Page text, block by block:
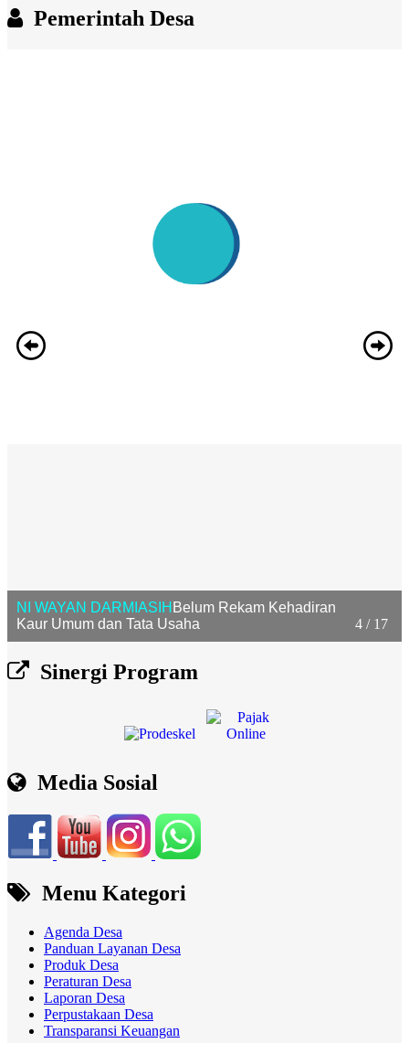
Pemerintah Desa
4 / 17
NI WAYAN DARMIASIH Belum Rekam Kehadiran
Kaur Umum dan Tata Usaha
Sinergi Program
Media Sosial
Menu Kategori
Agenda Desa
Panduan Layanan Desa
Produk Desa
Peraturan Desa
Laporan Desa
Perpustakaan Desa
Transparansi Keuangan